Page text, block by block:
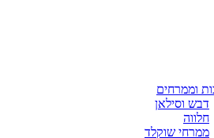
וממרחים
דבש וסילאן
חלווה
ממרחי שוקלד